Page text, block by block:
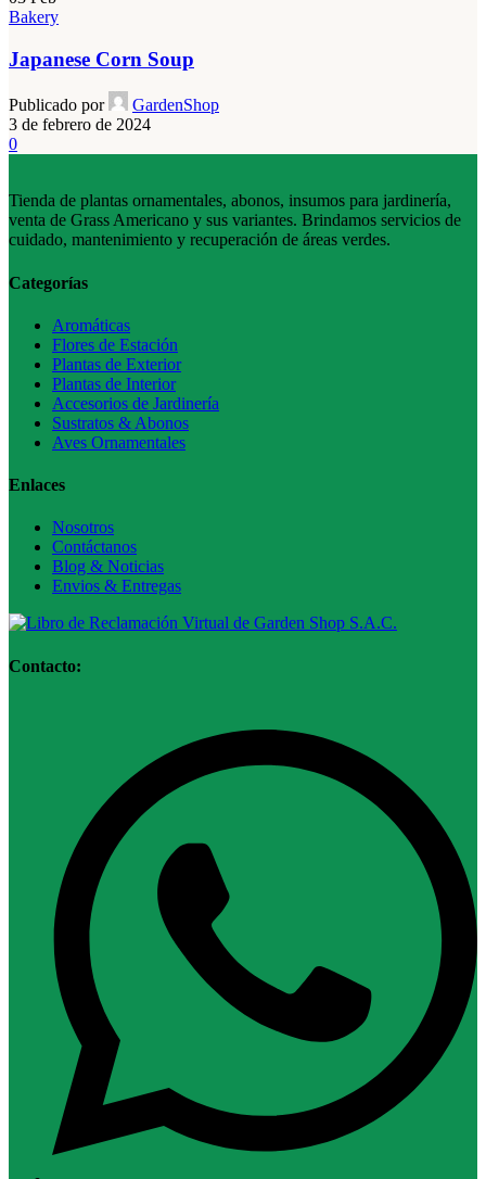
Bakery
Japanese Corn Soup
Publicado por
GardenShop
3 de febrero de 2024
0
Tienda de plantas ornamentales, abonos, insumos para jardinería,
venta de Grass Americano y sus variantes. Brindamos servicios de
cuidado, mantenimiento y recuperación de áreas verdes.
Categorías
Aromáticas
Flores de Estación
Plantas de Exterior
Plantas de Interior
Accesorios de Jardinería
Sustratos & Abonos
Aves Ornamentales
Enlaces
Nosotros
Contáctanos
Blog & Noticias
Envios & Entregas
Contacto: